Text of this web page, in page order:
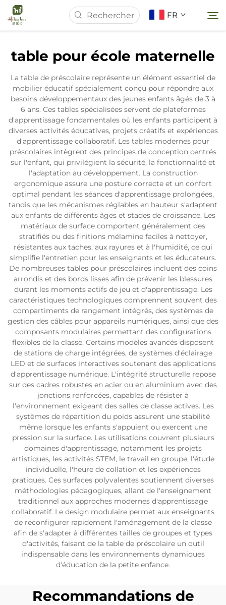
FR
Page d'accueil
À Propos de Nous
Produits
Actualités
Études de Cas
Contactez-nous
table pour école maternelle
La table de préscolaire représente un élément essentiel de
mobilier éducatif spécialement conçu pour répondre aux
besoins développementaux des jeunes enfants âgés de 3 à
6 ans. Ces tables spécialisées servent de plateformes
d'apprentissage fondamentales où les enfants participent à
diverses activités éducatives, projets créatifs et expériences
d'apprentissage collaboratif. Les tables modernes pour
préscolaires intègrent des principes de conception centrés
sur l'enfant, qui privilégient la sécurité, la fonctionnalité et
l'adaptation au développement. La construction
ergonomique assure une posture correcte et un confort
optimal pendant les séances d'apprentissage prolongées,
tandis que les mécanismes réglables en hauteur s'adaptent
aux enfants de différents âges et stades de croissance. Les
matériaux de surface comportent généralement des
stratifiés ou des finitions mélamine faciles à nettoyer,
résistantes aux taches, aux rayures et à l'humidité, ce qui
simplifie l'entretien pour les enseignants et les éducateurs.
De nombreuses tables pour préscolaires incluent des coins
arrondis et des bords lisses afin de prévenir les blessures
durant les moments actifs de jeu et d'apprentissage. Les
caractéristiques technologiques comprennent souvent des
compartiments de rangement intégrés, des systèmes de
gestion des câbles pour appareils numériques, ainsi que des
composants modulaires permettant des configurations
flexibles de la classe. Certains modèles avancés disposent
de stations de charge intégrées, de systèmes d'éclairage
LED et de surfaces interactives soutenant des applications
d'apprentissage numérique. L'intégrité structurelle repose
sur des cadres robustes en acier ou en aluminium avec des
jonctions renforcées, capables de résister à
l'environnement exigeant des salles de classe actives. Les
systèmes de répartition du poids assurent une stabilité
même lorsque les enfants s'appuient ou exercent une
pression sur la surface. Les utilisations couvrent plusieurs
domaines d'apprentissage, notamment les projets
artistiques, les activités STEM, le travail en groupe, l'étude
individuelle, l'heure de collation et les expériences
pratiques. Ces surfaces polyvalentes soutiennent diverses
méthodologies pédagogiques, allant de l'enseignement
traditionnel aux approches modernes d'apprentissage
collaboratif. Le design modulaire permet aux enseignants
de reconfigurer rapidement l'aménagement de la classe
afin de s'adapter à différentes tailles de groupes et types
d'activités, faisant de la table de préscolaire un outil
indispensable dans les environnements dynamiques
d'éducation de la petite enfance.
Recommandations de